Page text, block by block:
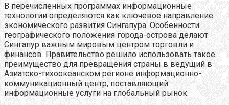
В перечисленных программах информационные
технологии определяются как ключевое направление
экономического развития Сингапура. Особенности
географического положения города-острова делают
Сингапур важным мировым центром торговли и
финансов. Правительство решило использовать такое
преимущество для превращения страны в ведущий в
Азиатско-тихоокеанском регионе информационно-
коммуникационный центр, поставляющий
информационные услуги на глобальный рынок.